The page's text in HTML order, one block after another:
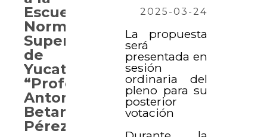
2025-03-24
La propuesta
será
presentada en
sesión
ordinaria del
pleno para su
posterior
votación
Escuela
Normal
Superior
de
Yucatán
“Profesor
Antonio
Betancourt
Pérez”